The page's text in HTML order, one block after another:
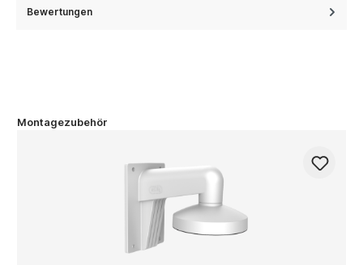
Bewertungen
Montagezubehör